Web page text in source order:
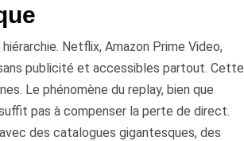
Netflix, Amazon Prime Video,
publicité et accessibles partout. Cette
Le phénomène du replay, bien que
pas à compenser la perte de direct.
des catalogues gigantesques, des